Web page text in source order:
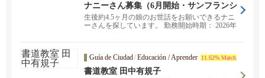
ナニーさん募集（6月開始・サンフランシ
スコ）
生後約4.5ヶ月の娘のお世話をお願いできるナニ
ーさんを探しています。 勤務開始時期： 2026年
Guía de Ciudad/Educación / Aprender 11.62% Match
書道教室 田中有規子